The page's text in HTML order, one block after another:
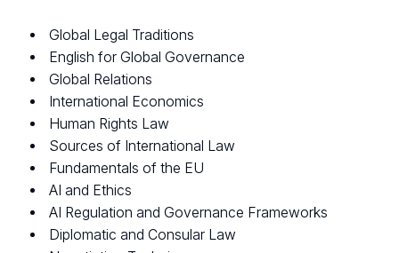
Global Legal Traditions
English for Global Governance
Global Relations
International Economics
Human Rights Law
Sources of International Law
Fundamentals of the EU
AI and Ethics
AI Regulation and Governance Frameworks
Diplomatic and Consular Law